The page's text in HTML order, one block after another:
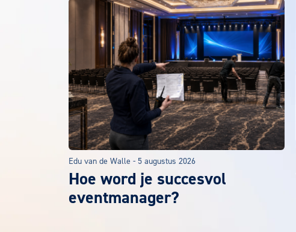
Edu van de Walle - 5 augustus 2026
Hoe word je succesvol
eventmanager?